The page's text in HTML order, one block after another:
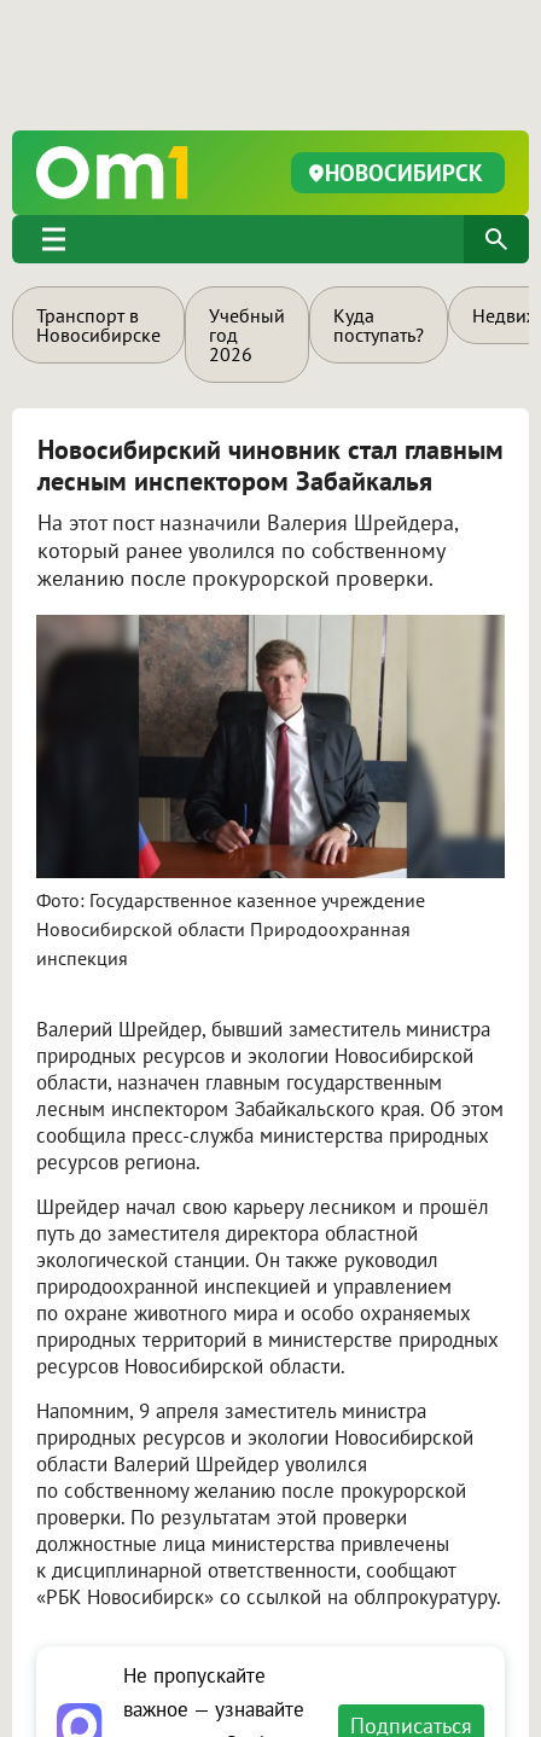
НОВОСИБИРСК
Транспорт в
Новосибирске
Учебный
год
2026
Куда
поступать?
Новосибирский чиновник стал главным
лесным инспектором Забайкалья
На этот пост назначили Валерия Шрейдера,
который ранее уволился по собственному
желанию после прокурорской проверки.
Фото: Государственное казенное учреждение
Новосибирской области Природоохранная
инспекция
Валерий Шрейдер, бывший заместитель министра
природных ресурсов и экологии Новосибирской
области, назначен главным государственным
лесным инспектором Забайкальского края. Об этом
сообщила пресс-служба министерства природных
ресурсов региона.
Шрейдер начал свою карьеру лесником и прошёл
путь до заместителя директора областной
экологической станции. Он также руководил
природоохранной инспекцией и управлением
по охране животного мира и особо охраняемых
природных территорий в министерстве природных
ресурсов Новосибирской области.
Напомним, 9 апреля заместитель министра
природных ресурсов и экологии Новосибирской
области Валерий Шрейдер уволился
по собственному желанию после прокурорской
проверки. По результатам этой проверки
должностные лица министерства привлечены
к дисциплинарной ответственности, сообщают
«РБК Новосибирск» со ссылкой на облпрокуратуру.
Не пропускайте
важное — узнавайте
Подписаться